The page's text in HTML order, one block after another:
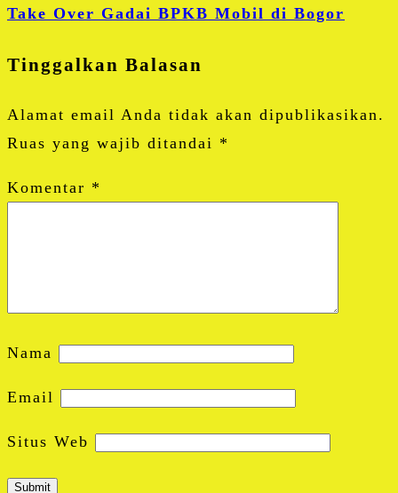
Take Over Gadai BPKB Mobil di Bogor
Tinggalkan Balasan
Alamat email Anda tidak akan dipublikasikan.
Ruas yang wajib ditandai *
Komentar *
Nama
Email
Situs Web